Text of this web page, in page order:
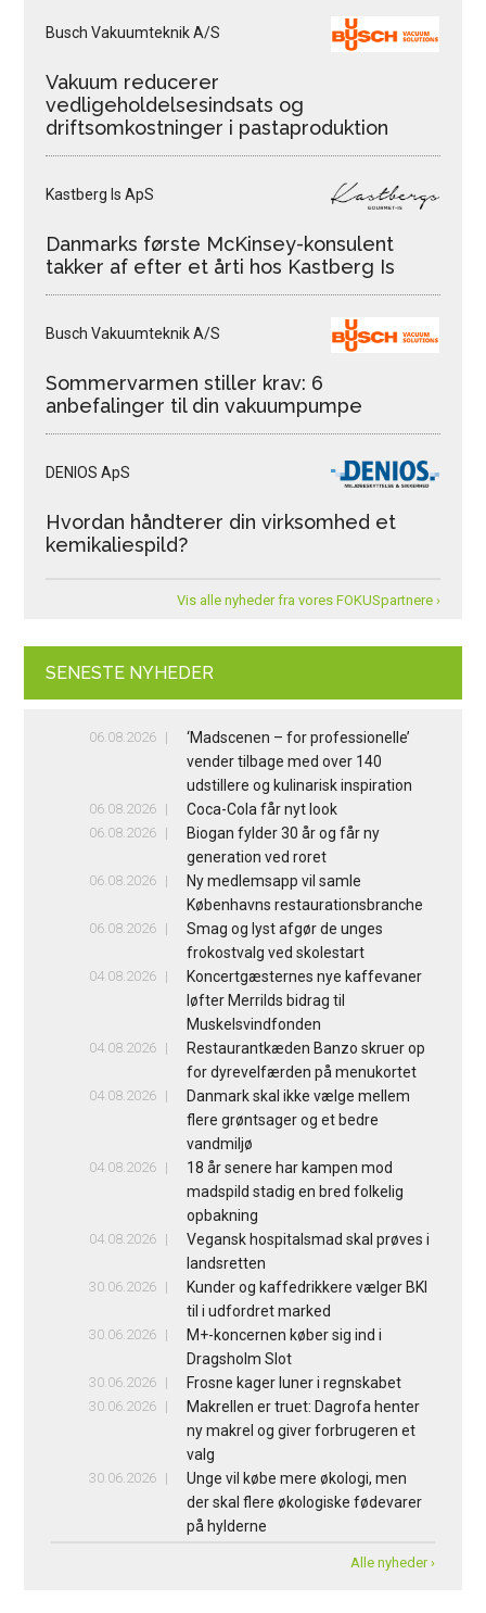
Busch Vakuumteknik A/S
Vakuum reducerer
vedligeholdelsesindsats og
driftsomkostninger i pastaproduktion
Kastberg Is ApS
Danmarks første McKinsey-konsulent
takker af efter et årti hos Kastberg Is
Busch Vakuumteknik A/S
Sommervarmen stiller krav: 6
anbefalinger til din vakuumpumpe
DENIOS ApS
Hvordan håndterer din virksomhed et
kemikaliespild?
Vis alle nyheder fra vores FOKUSpartnere ›
SENESTE NYHEDER
06.08.2026
‘Madscenen – for professionelle’
vender tilbage med over 140
udstillere og kulinarisk inspiration
06.08.2026 Coca-Cola får nyt look
06.08.2026
Biogan fylder 30 år og får ny
generation ved roret
06.08.2026
Ny medlemsapp vil samle
Københavns restaurationsbranche
06.08.2026
Smag og lyst afgør de unges
frokostvalg ved skolestart
04.08.2026
Koncertgæsternes nye kaffevaner
løfter Merrilds bidrag til
Muskelsvindfonden
04.08.2026
Restaurantkæden Banzo skruer op
for dyrevelfærden på menukortet
04.08.2026
Danmark skal ikke vælge mellem
flere grøntsager og et bedre
vandmiljø
04.08.2026
18 år senere har kampen mod
madspild stadig en bred folkelig
opbakning
04.08.2026
Vegansk hospitalsmad skal prøves i
landsretten
30.06.2026
Kunder og kaffedrikkere vælger BKI
til i udfordret marked
30.06.2026
M+-koncernen køber sig ind i
Dragsholm Slot
30.06.2026 Frosne kager luner i regnskabet
30.06.2026
Makrellen er truet: Dagrofa henter
ny makrel og giver forbrugeren et
valg
30.06.2026
Unge vil købe mere økologi, men
der skal flere økologiske fødevarer
på hylderne
Alle nyheder ›